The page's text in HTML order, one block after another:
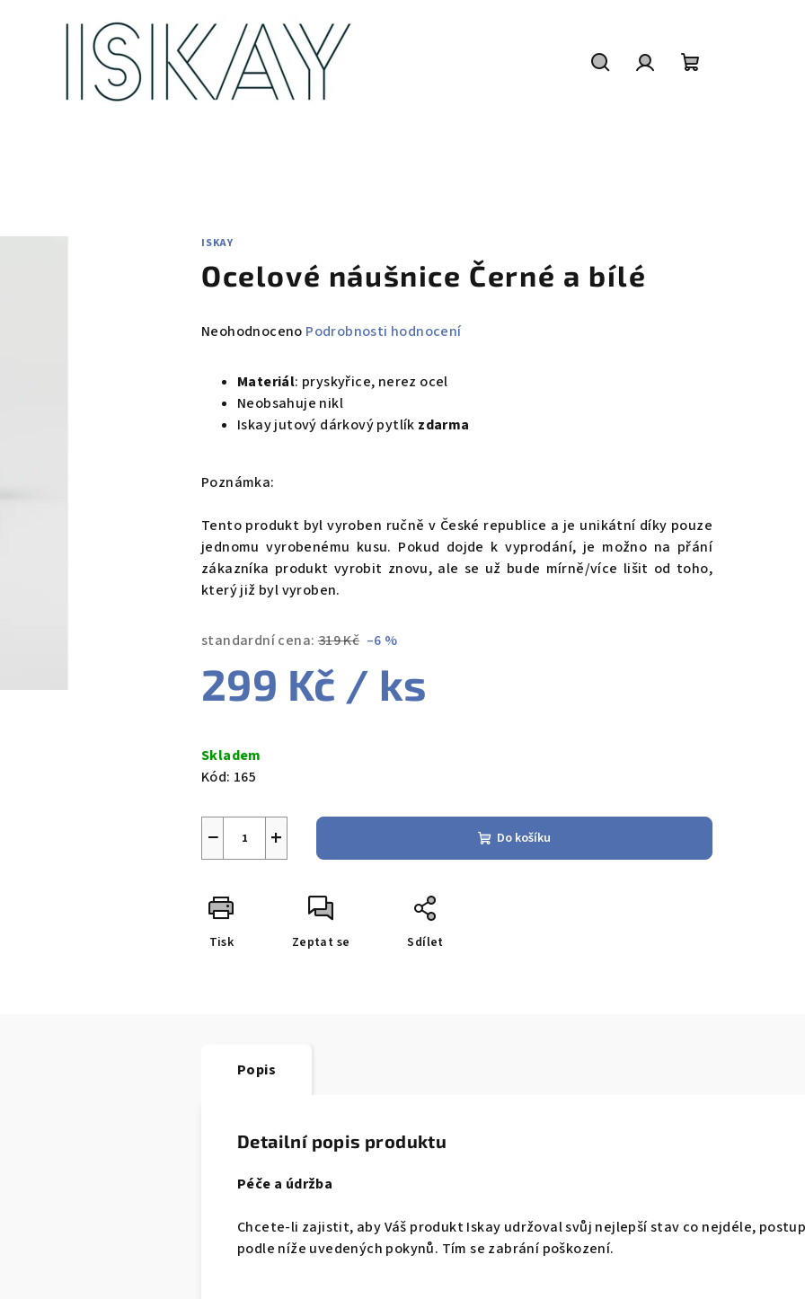
ISKAY
Ocelové náušnice Černé a bílé
Průměrné
produktu
hvězdiček.
Neohodnoceno Podrobnosti hodnocení
Materiál: pryskyřice, nerez ocel
Neobsahuje nikl
Iskay jutový dárkový pytlík zdarma
Poznámka:
Tento produkt byl vyroben ručně v České republice a je unikátní díky pouze
jednomu vyrobenému kusu. Pokud dojde k vyprodání, je možno na přání
zákazníka produkt vyrobit znovu, ale se už bude mírně/více lišit od toho,
který již byl vyroben.
standardní cena: 319 Kč –6 %
299 Kč / ks
cena:
Skladem
Kód: 165
+
− Do košíku
Tisk Zeptat se Sdílet
Popis
Detailní popis produktu
Péče a údržba
Chcete-li zajistit, aby Váš produkt Iskay udržoval svůj nejlepší stav co nejdéle,
podle níže uvedených pokynů. Tím se zabrání poškození.